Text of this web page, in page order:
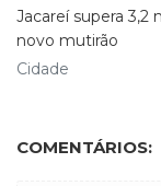
Jacareí supera 3,2
novo mutirão
Cidade
COMENTÁRIOS: